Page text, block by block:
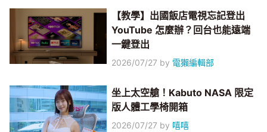
【教學】出國飯店電視忘記登出
YouTube 怎麼辦？回台也能遠端
一鍵登出
2026/07/27 by 電獺編輯部
坐上太空艙！Kabuto NASA 限定
版人體工學椅開箱
2026/07/27 by 嘻嘻